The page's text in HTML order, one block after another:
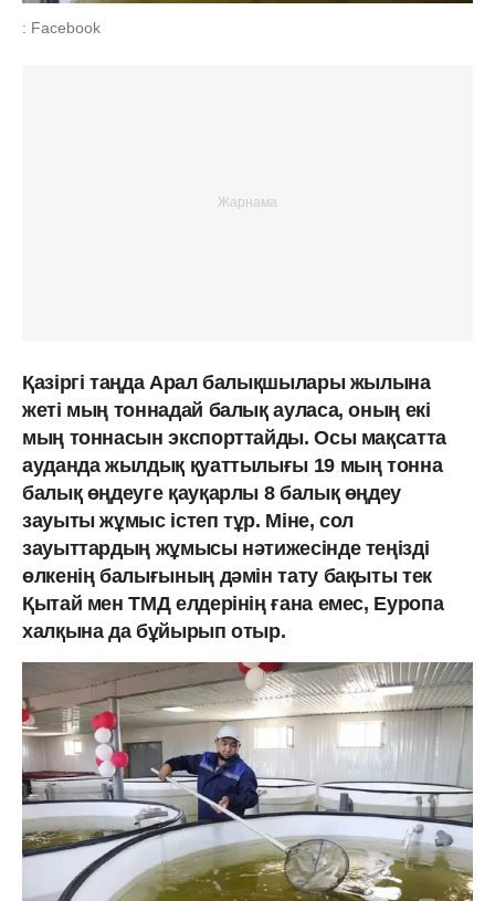
: Facebook
Қазіргі таңда Арал балықшылары жылына
жеті мың тоннадай балық ауласа, оның екі
мың тоннасын экспорттайды. Осы мақсатта
ауданда жылдық қуаттылығы 19 мың тонна
балық өңдеуге қауқарлы 8 балық өңдеу
зауыты жұмыс істеп тұр. Міне, сол
зауыттардың жұмысы нәтижесінде теңізді
өлкенің балығының дәмін тату бақыты тек
Қытай мен ТМД елдерінің ғана емес, Еуропа
халқына да бұйырып отыр.